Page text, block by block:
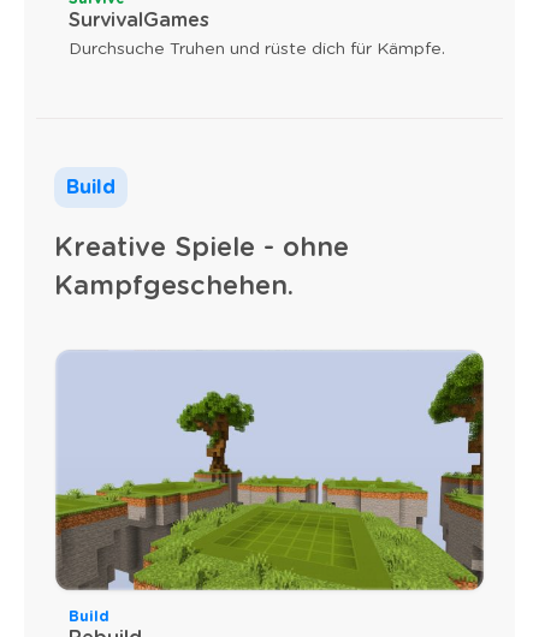
SurvivalGames
Durchsuche Truhen und rüste dich für Kämpfe.
Build
Kreative Spiele - ohne
Kampfgeschehen.
Build